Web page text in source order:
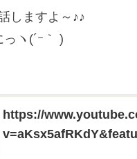
しますよ～♪♪
ヽ(´ｰ｀ )
https://